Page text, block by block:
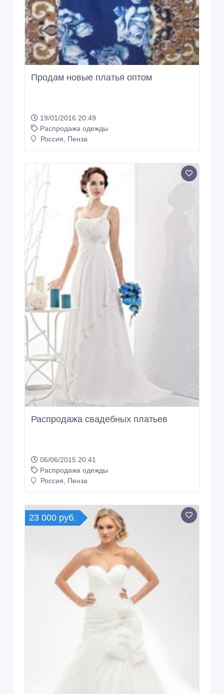
Продам новые платья оптом
19/01/2016 20:49
Распродажа одежды
Россия, Пенза
Распродажа свадебных платьев
06/06/2015 20:41
Распродажа одежды
Россия, Пенза
23 000 руб.